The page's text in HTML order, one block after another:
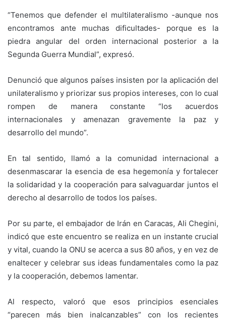
“Tenemos que defender el multilateralismo -aunque nos
encontramos ante muchas dificultades- porque es la
piedra angular del orden internacional posterior a la
Segunda Guerra Mundial”, expresó.
Denunció que algunos países insisten por la aplicación del
unilateralismo y priorizar sus propios intereses, con lo cual
rompen de manera constante “los acuerdos
internacionales y amenazan gravemente la paz y
desarrollo del mundo”.
En tal sentido, llamó a la comunidad internacional a
desenmascarar la esencia de esa hegemonía y fortalecer
la solidaridad y la cooperación para salvaguardar juntos el
derecho al desarrollo de todos los países.
Por su parte, el embajador de Irán en Caracas, Ali Chegini,
indicó que este encuentro se realiza en un instante crucial
y vital, cuando la ONU se acerca a sus 80 años, y en vez de
enaltecer y celebrar sus ideas fundamentales como la paz
y la cooperación, debemos lamentar.
Al respecto, valoró que esos principios esenciales
“parecen más bien inalcanzables” con los recientes